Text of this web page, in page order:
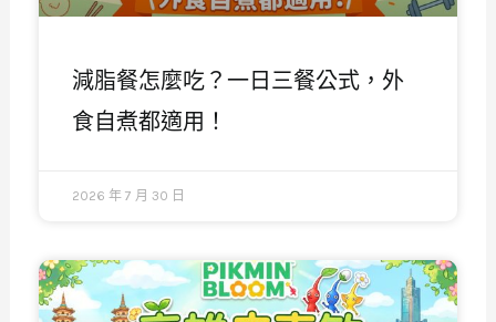
減脂餐怎麼吃？一日三餐公式，外
食自煮都適用！
2026 年 7 月 30 日